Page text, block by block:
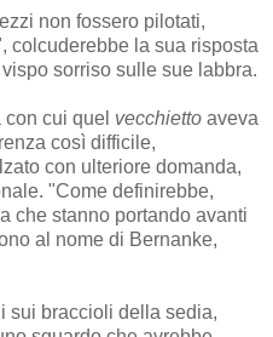
non fossero pilotati,
colcuderebbe la sua risposta
sorriso sulle sue labbra.
cui quel vecchietto aveva
così difficile,
con ulteriore domanda,
"Come definirebbe,
che stanno portando avanti
al nome di Bernanke,
sui braccioli della sedia,